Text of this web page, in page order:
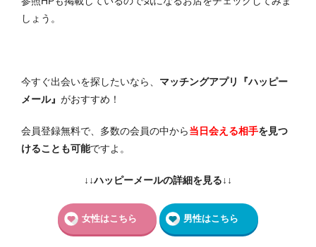
しょう。
今すぐ出会いを探したいなら、 マッチングアプリ『ハッピー
メール』 がおすすめ！
会員登録無料で、多数の会員の中から当日会える相手を見つ
けることも可能ですよ。
↓↓ハッピーメールの詳細を見る↓↓
女性はこちら 男性はこちら